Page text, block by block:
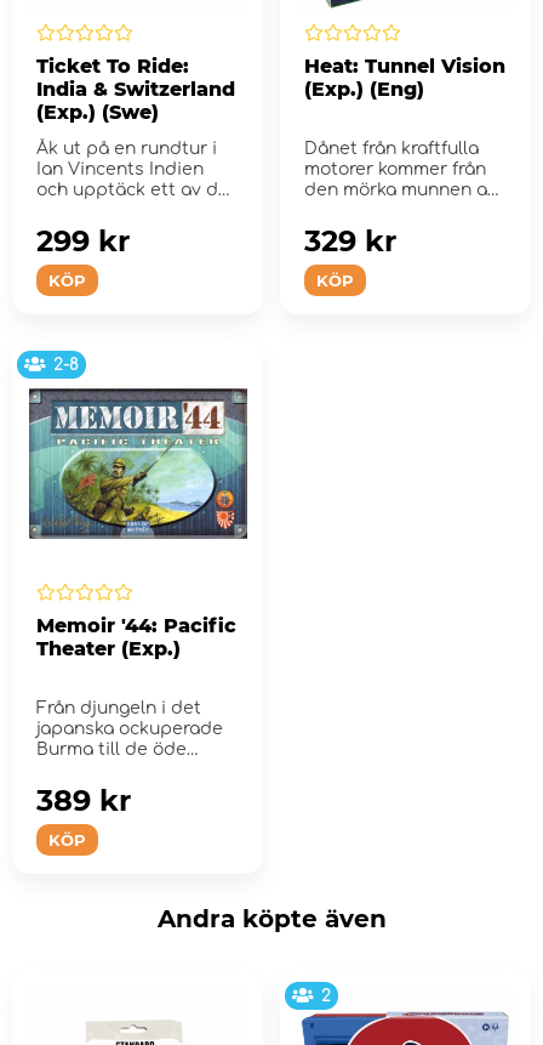
Ticket To Ride:
India & Switzerland
(Exp.) (Swe)
Åk ut på en rundtur i
Ian Vincents Indien
och upptäck ett av de
KÖP
299 kr
Heat: Tunnel Vision
(Exp.) (Eng)
Dånet från kraftfulla
motorer kommer från
den mörka munnen av
KÖP
329 kr
2-8
Memoir '44: Pacific
Theater (Exp.)
Från djungeln i det
japanska ockuperade
Burma till de öde
KÖP
389 kr
Andra köpte även
2